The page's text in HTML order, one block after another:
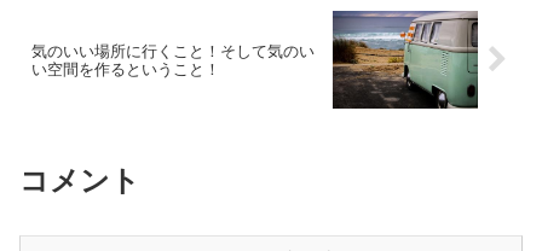
気のいい場所に行くこと！そして気のい
い空間を作るということ！
コメント